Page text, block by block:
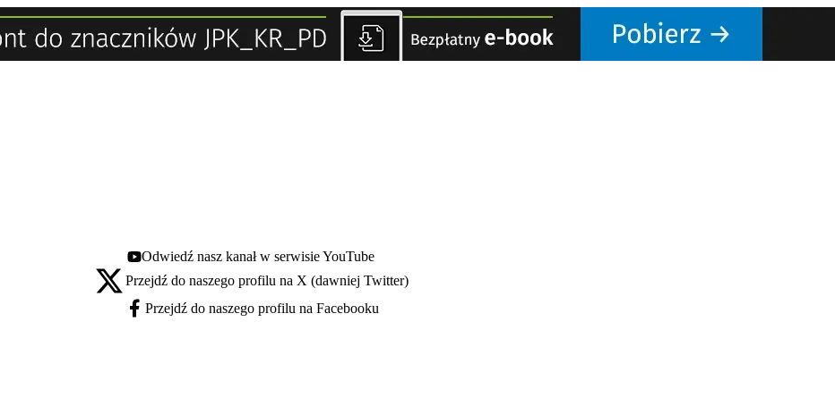
Youtube - otwiera się w nowej karcie
Odwiedź nasz kanał w serwisie YouTube
X - otwiera się w nowej karcie
Przejdź do naszego profilu na X (dawniej Twitter)
Facebook - otwiera się w nowej karcie
Przejdź do naszego profilu na Facebooku